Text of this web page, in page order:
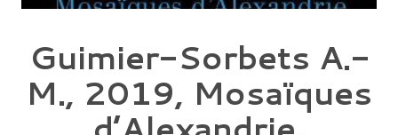
Guimier-Sorbets A.-
M., 2019, Mosaïques